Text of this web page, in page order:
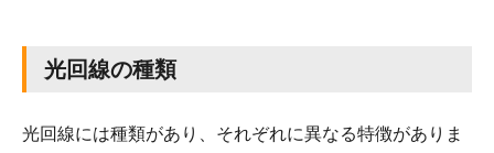
光回線の種類
光回線には種類があり、それぞれに異なる特徴がありま